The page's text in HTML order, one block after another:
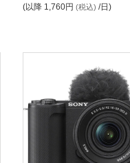
(以降 1,760円 (税込) /日)